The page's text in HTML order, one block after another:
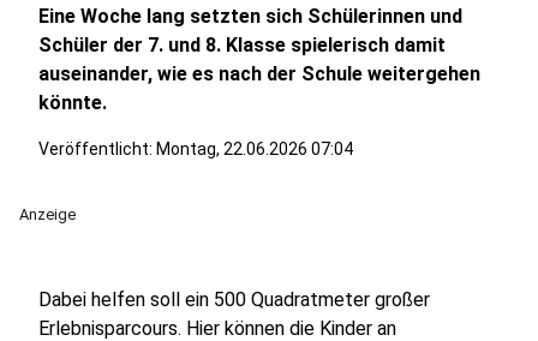
Eine Woche lang setzten sich Schülerinnen und
Schüler der 7. und 8. Klasse spielerisch damit
auseinander, wie es nach der Schule weitergehen
könnte.
Veröffentlicht: Montag, 22.06.2026 07:04
Anzeige
Dabei helfen soll ein 500 Quadratmeter großer
Erlebnisparcours. Hier können die Kinder an